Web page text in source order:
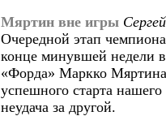
Мяртин вне игры
Очередной этап
конце минувшей недели
«Форда» Маркко
успешного старта
неудача за другой.